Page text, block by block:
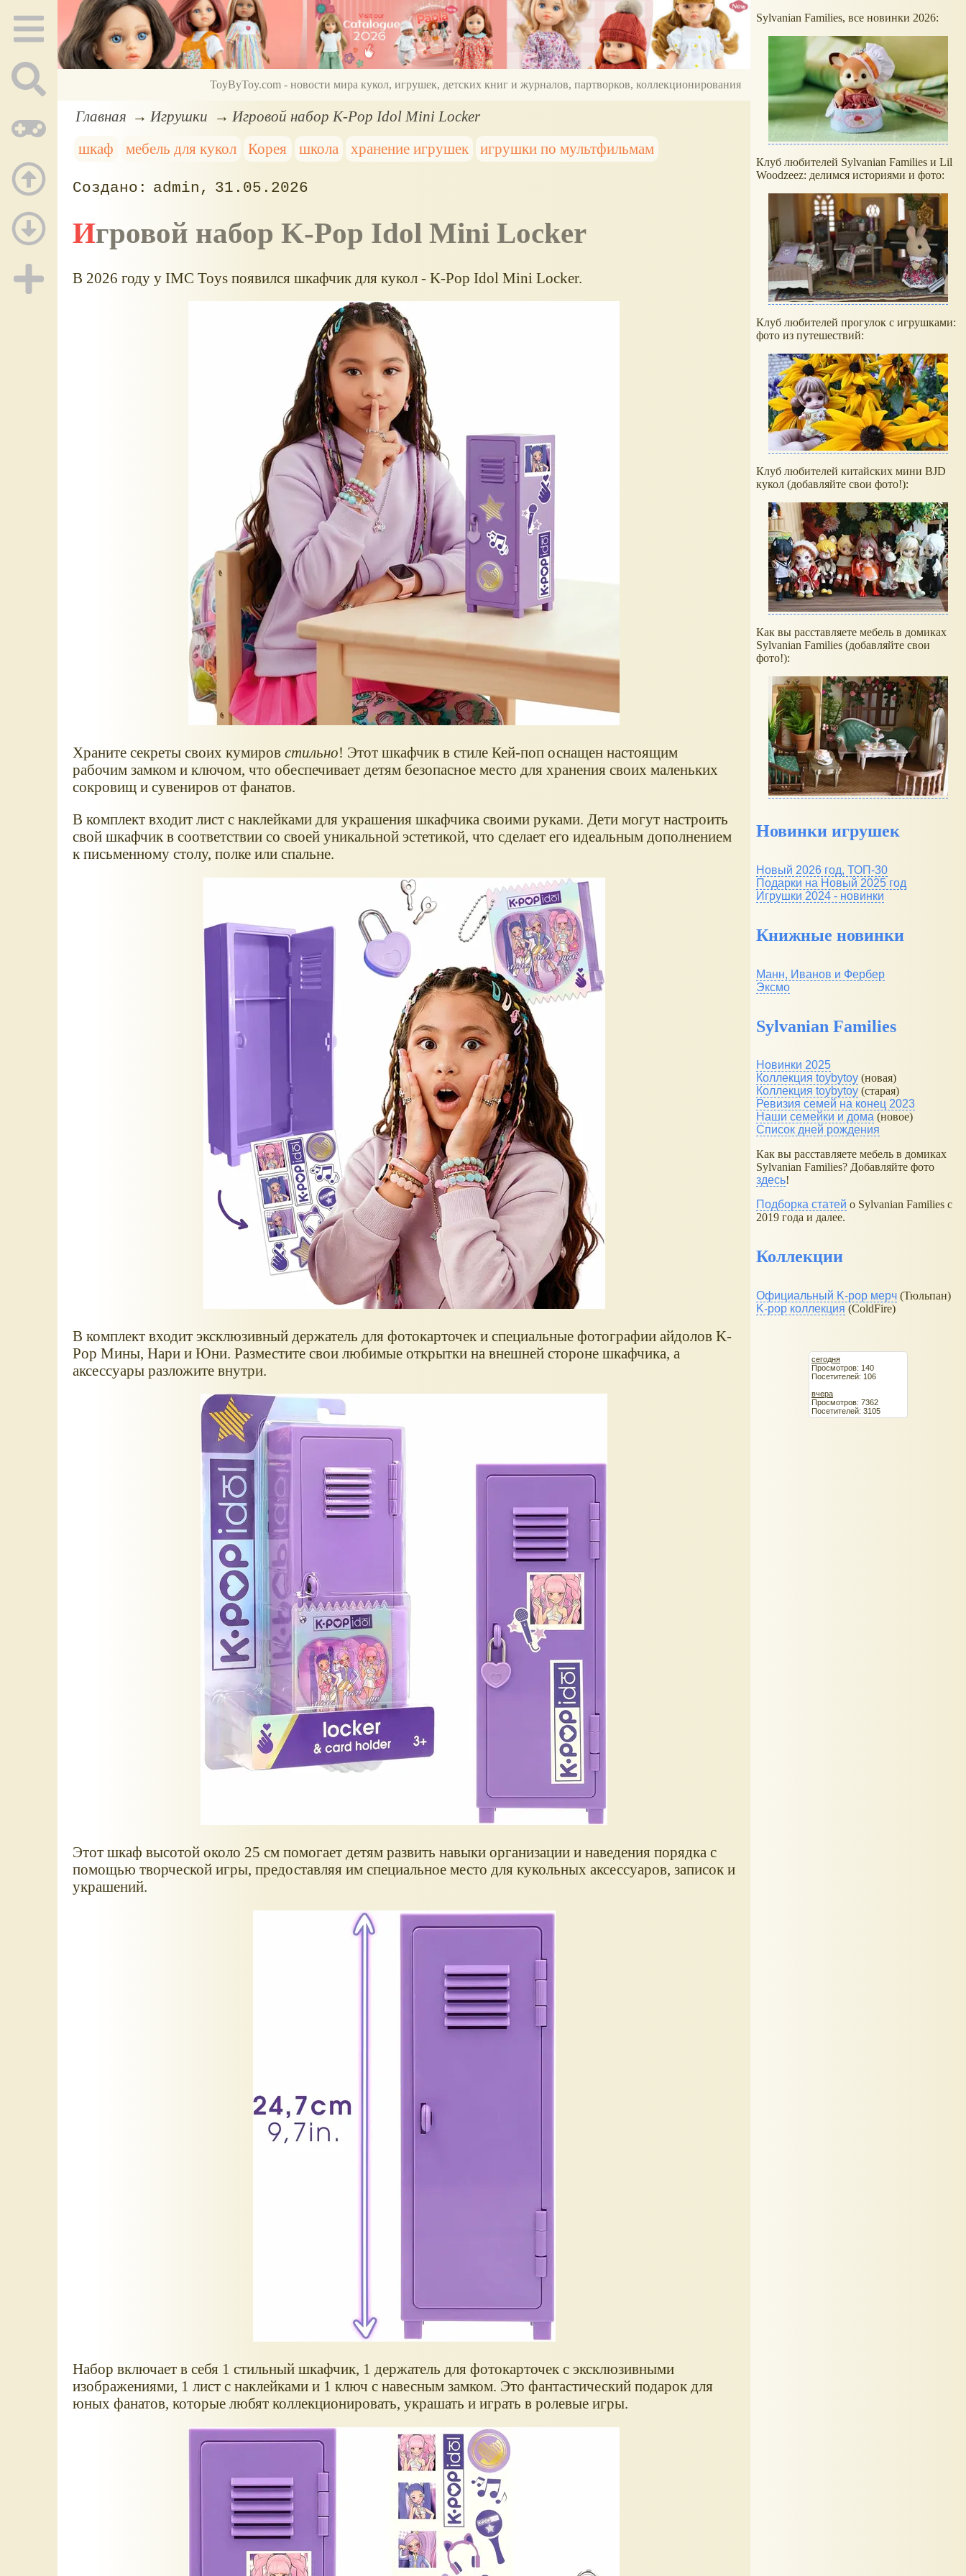
ToyByToy.com - новости мира кукол, игрушек, детских книг и журналов, партворков, коллекционирования
Главная Игрушки
Игровой набор K-Pop Idol Mini Locker
шкаф
мебель для кукол Корея школа хранение игрушек игрушки по мультфильмам
admin 31.05.2026
Игровой набор K-Pop Idol Mini Locker
В 2026 году у IMC Toys появился шкафчик для кукол - K-Pop Idol Mini Locker.
Храните секреты своих кумиров стильно! Этот шкафчик в стиле Кей-поп оснащен настоящим
рабочим замком и ключом, что обеспечивает детям безопасное место для хранения своих маленьких
сокровищ и сувениров от фанатов.
В комплект входит лист с наклейками для украшения шкафчика своими руками. Дети могут настроить
свой шкафчик в соответствии со своей уникальной эстетикой, что сделает его идеальным дополнением
к письменному столу, полке или спальне.
В комплект входит эксклюзивный держатель для фотокарточек и специальные фотографии айдолов K-
Pop Мины, Нари и Юни. Разместите свои любимые открытки на внешней стороне шкафчика, а
аксессуары разложите внутри.
Этот шкаф высотой около 25 см помогает детям развить навыки организации и наведения порядка с
помощью творческой игры, предоставляя им специальное место для кукольных аксессуаров, записок и
украшений.
Набор включает в себя 1 стильный шкафчик, 1 держатель для фотокарточек с эксклюзивными
изображениями, 1 лист с наклейками и 1 ключ с навесным замком. Это фантастический подарок для
юных фанатов, которые любят коллекционировать, украшать и играть в ролевые игры.
Sylvanian Families, все новинки 2026:
Клуб любителей Sylvanian Families и Lil
Woodzeez: делимся историями и фото:
Клуб любителей прогулок с игрушками:
фото из путешествий:
Клуб любителей китайских мини BJD
кукол (добавляйте свои фото!):
Как вы расставляете мебель в домиках
Sylvanian Families (добавляйте свои
фото!):
Новинки игрушек
Новый 2026 год, ТОП-30
Подарки на Новый 2025 год
Игрушки 2024 - новинки
Книжные новинки
Манн, Иванов и Фербер
Эксмо
Sylvanian Families
Новинки 2025
Коллекция toybytoy (новая)
Коллекция toybytoy (старая)
Ревизия семей на конец 2023
Наши семейки и дома (новое)
Список дней рождения
Как вы расставляете мебель в домиках
Sylvanian Families? Добавляйте фото
здесь!
Подборка статей о Sylvanian Families с
2019 года и далее.
Коллекции
Официальный K-pop мерч (Тюльпан)
K-pop коллекция (ColdFire)
сегодня
Просмотров: 140
Посетителей: 106
вчера
Просмотров: 7362
Посетителей: 3105